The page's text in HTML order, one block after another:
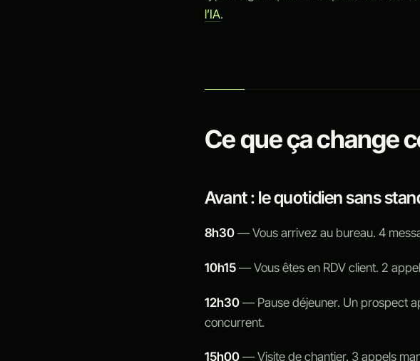
l’IA.
Ce que ça change
Avant : le quotidien sans
8h30— Vous arrivez au bureau. 4
10h15— Vous êtes en RDV client. 2
12h30— Pause déjeuner. Un prospect
concurrent.
15h00— Visite de chantier. 3 appels